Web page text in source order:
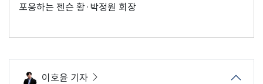
포웅하는 젠슨 황·박정원 회장
이호윤 기자